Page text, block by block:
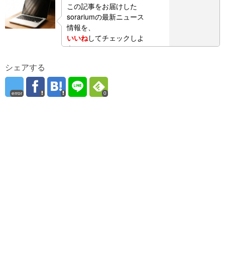
この記事をお届けした
sorariumの最新ニュース
情報を、
いいねしてチェックしよ
う！
シェアする
error 0